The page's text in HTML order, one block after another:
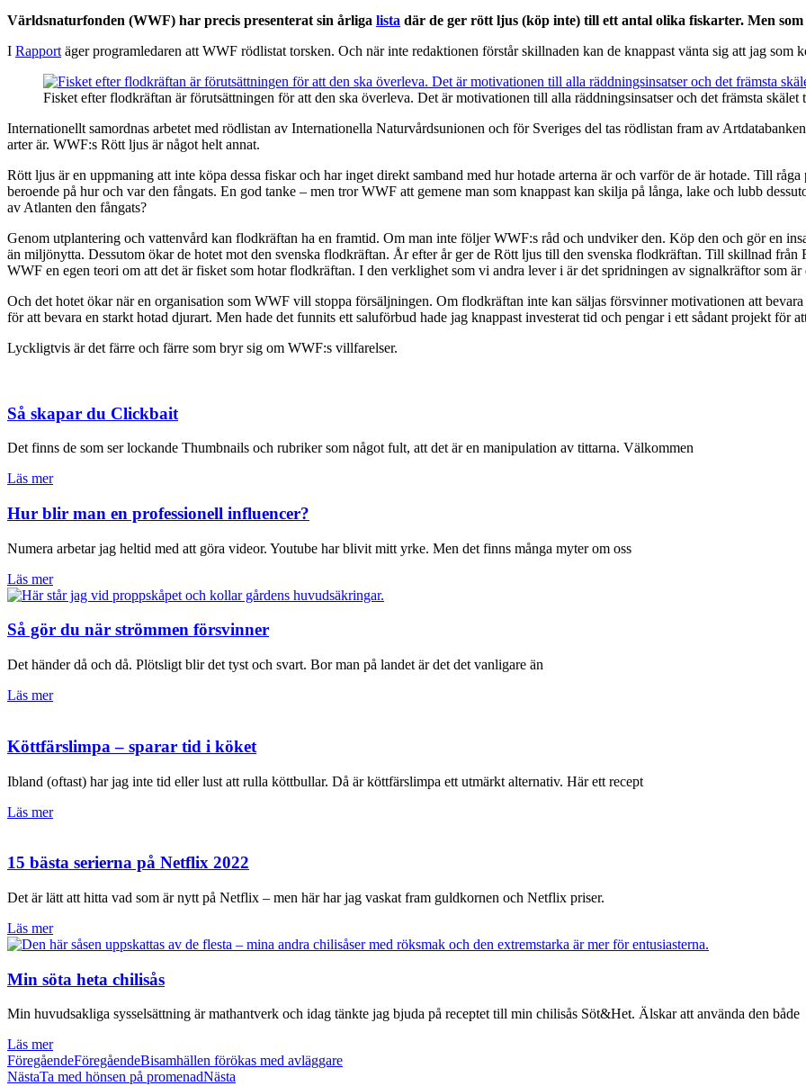
Världsnaturfonden (WWF) har precis presenterat sin årliga lista där de ger rött ljus (köp inte) till ett antal olika fiskarter. Men
I Rapport äger programledaren att WWF rödlistat torsken. Och när inte redaktionen förstår skillnaden kan de knappast vänta sig att jag som
Fisket efter flodkräftan är förutsättningen för att den ska överleva. Det är motivationen till alla räddningsinsatser och det främsta
Internationellt samordnas arbetet med rödlistan av Internationella Naturvårdsunionen och för Sveriges del tas rödlistan fram av
arter är. WWF:s Rött ljus är något helt annat.
Rött ljus är en uppmaning att inte köpa dessa fiskar och har inget direkt samband med hur hotade arterna är och varför de är hotade. Till
beroende på hur och var den fångats. En god tanke – men tror WWF att gemene man som knappast kan skilja på långa, lake och lubb
av Atlanten den fångats?
Genom utplantering och vattenvård kan flodkräftan ha en framtid. Om man inte följer WWF:s råd och undviker den. Köp den och gör en
än miljönytta. Dessutom ökar de hotet mot den svenska flodkräftan. År efter år ger de Rött ljus till den svenska flodkräftan. Till skillnad från
WWF en egen teori om att det är fisket som hotar flodkräftan. I den verklighet som vi andra lever i är det spridningen av signalkräftor som
Och det hotet ökar när en organisation som WWF vill stoppa försäljningen. Om flodkräftan inte kan säljas försvinner motivationen att
för att bevara en starkt hotad djurart. Men hade det funnits ett saluförbud hade jag knappast investerat tid och pengar i ett sådant projekt för
Lyckligtvis är det färre och färre som bryr sig om WWF:s villfarelser.
Så skapar du Clickbait
Det finns de som ser lockande Thumbnails och rubriker som något fult, att det är en manipulation av tittarna. Välkommen
Läs mer
Hur blir man en professionell influencer?
Numera arbetar jag heltid med att göra videor. Youtube har blivit mitt yrke. Men det finns många myter om oss
Läs mer
Så gör du när strömmen försvinner
Det händer då och då. Plötsligt blir det tyst och svart. Bor man på landet är det det vanligare än
Läs mer
Köttfärslimpa – sparar tid i köket
Ibland (oftast) har jag inte tid eller lust att rulla köttbullar. Då är köttfärslimpa ett utmärkt alternativ. Här ett recept
Läs mer
15 bästa serierna på Netflix 2022
Det är lätt att hitta vad som är nytt på Netflix – men här har jag vaskat fram guldkornen och Netflix priser.
Läs mer
Min söta heta chilisås
Min huvudsakliga sysselsättning är mathantverk och idag tänkte jag bjuda på receptet till min chilisås Söt&Het. Älskar att använda den både
Läs mer
FöregåendeFöregåendeBisamhällen förökas med avläggare
NästaTa med hönsen på promenadNästa